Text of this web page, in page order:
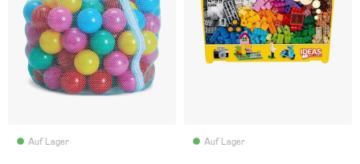
Auf Lager Auf Lager